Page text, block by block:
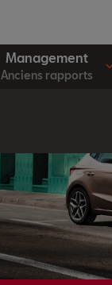
Management
Anciens rapports